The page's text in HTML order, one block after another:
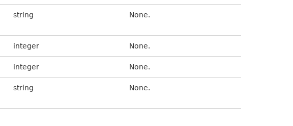
string None.
integer None.
integer None.
string None.